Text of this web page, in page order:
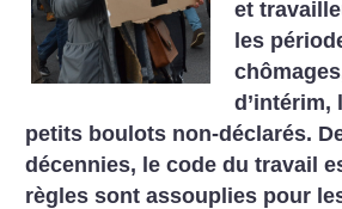
et
les
d’intérim,
petits boulots non-déclarés.
décennies, le code du travail
règles sont assouplies pour